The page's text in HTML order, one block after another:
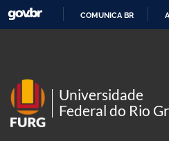
COMUNICA BR
Universidade
Federal do Rio